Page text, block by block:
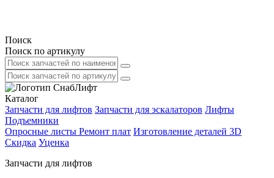
Поиск
Поиск по артикулу
Каталог
Запчасти для лифтов Запчасти для эскалаторов Лифты
Подъемники
Опросные листы Ремонт плат Изготовление деталей 3D
Скидка Уценка
Запчасти для лифтов